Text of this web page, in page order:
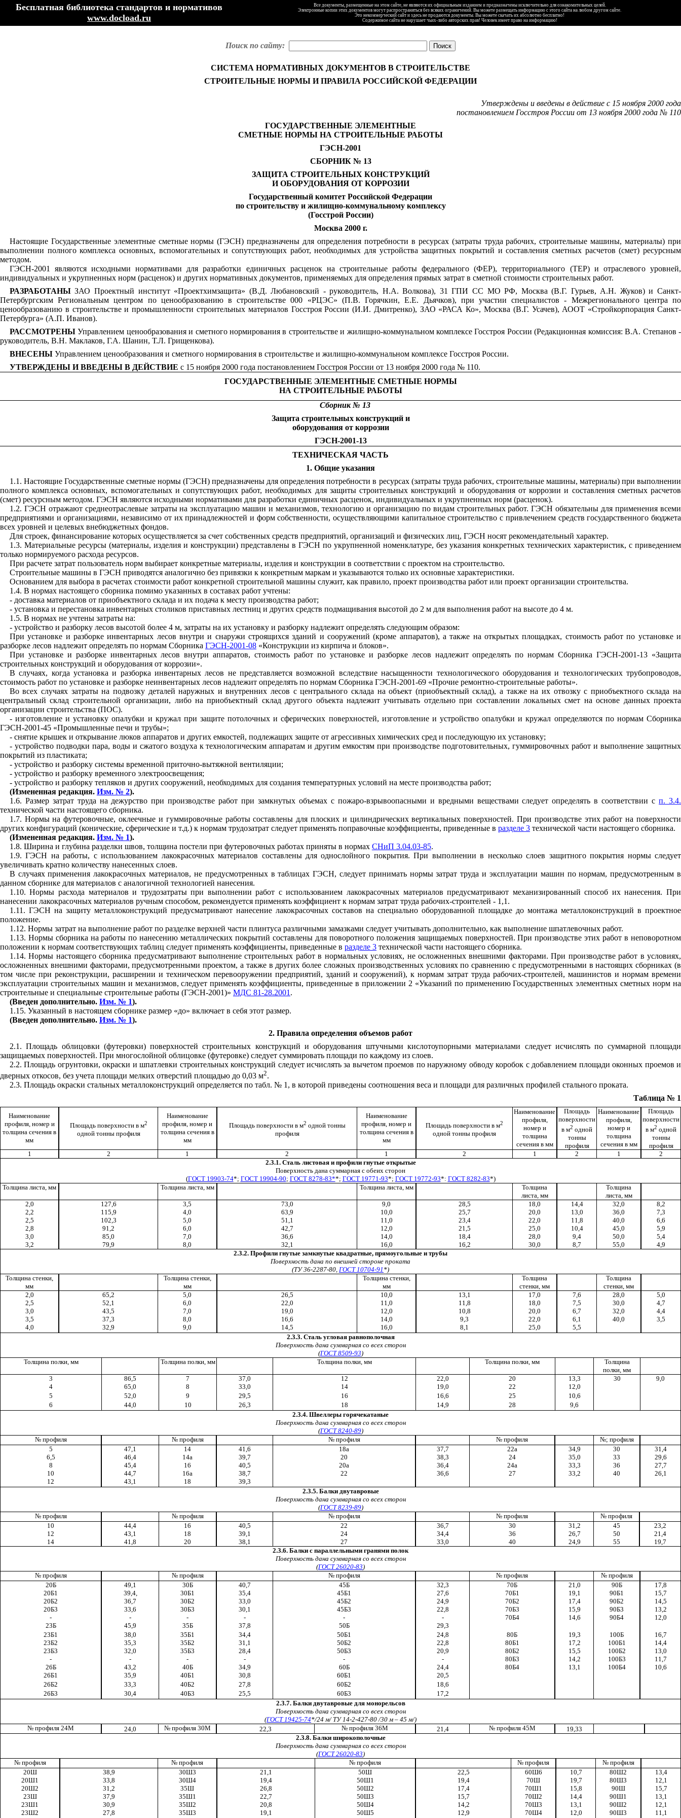
Бесплатная библиотека стандартов и нормативов
www.docload.ru
Все документы, размещенные на этом сайте, не являются их официальным изданием и предназначены исключительно для ознакомительных целей.
Электронные копии этих документов могут распространяться без всяких ограничений. Вы можете размещать информацию с этого сайта на любом другом сайте.
Это некоммерческий сайт и здесь не продаются документы. Вы можете скачать их абсолютно бесплатно!
Содержимое сайта не нарушает чьих-либо авторских прав! Человек имеет право на информацию!
Поиск по сайту:
СИСТЕМА НОРМАТИВНЫХ ДОКУМЕНТОВ В СТРОИТЕЛЬСТВЕ
СТРОИТЕЛЬНЫЕ НОРМЫ И ПРАВИЛА РОССИЙСКОЙ ФЕДЕРАЦИИ
Утверждены и введены в действие с 15 ноября 2000 года
постановлением Госстроя России от 13 ноября 2000 года № 110
ГОСУДАРСТВЕННЫЕ ЭЛЕМЕНТНЫЕ
СМЕТНЫЕ НОРМЫ НА СТРОИТЕЛЬНЫЕ РАБОТЫ
ГЭСН-2001
СБОРНИК № 13
ЗАЩИТА СТРОИТЕЛЬНЫХ КОНСТРУКЦИЙ
И ОБОРУДОВАНИЯ ОТ КОРРОЗИИ
Государственный комитет Российской Федерации
по строительству и жилищно-коммунальному комплексу
(Госстрой России)
Москва 2000 г.
Настоящие Государственные элементные сметные нормы (ГЭСН) предназначены для определения потребности в ресурсах (затраты труда рабочих, строительные машины, материалы) при
выполнении полного комплекса основных, вспомогательных и сопутствующих работ, необходимых для устройства защитных покрытий и составления сметных расчетов (смет) ресурсным
методом.
ГЭСН-2001 являются исходными нормативами для разработки единичных расценок на строительные работы федерального (ФЕР), территориального (ТЕР) и отраслевого уровней,
индивидуальных и укрупненных норм (расценок) и других нормативных документов, применяемых для определения прямых затрат в сметной стоимости строительных работ.
РАЗРАБОТАНЫЗАО Проектный институт «Проектхимзащита» (В.Д. Любановский - руководитель, Н.А. Волкова), 31 ГПИ СС МО РФ, Москва (В.Г. Гурьев, А.Н. Жуков) и Санкт-
Петербургским Региональным центром по ценообразованию в строительстве 000 «РЦЭС» (П.В. Горячкин, Е.Е. Дьячков), при участии специалистов - Межрегионального центра по
ценообразованию в строительстве и промышленности строительных материалов Госстроя России (И.И. Дмитренко), ЗАО «РАСА Ко», Москва (В.Г. Усачев), АООТ «Стройкорпорация Санкт-
Петербурга» (А.П. Иванов).
РАССМОТРЕНЫУправлением ценообразования и сметного нормирования в строительстве и жилищно-коммунальном комплексе Госстроя России (Редакционная комиссия: В.А. Степанов -
руководитель, В.Н. Маклаков, Г.А. Шанин, Т.Л. Грищенкова).
ВНЕСЕНЫУправлением ценообразования и сметного нормирования в строительстве и жилищно-коммунальном комплексе Госстроя России.
УТВЕРЖДЕНЫ И ВВЕДЕНЫ В ДЕЙСТВИЕ с 15 ноября 2000 года постановлением Госстроя России от 13 ноября 2000 года № 110.
ГОСУДАРСТВЕННЫЕ ЭЛЕМЕНТНЫЕ СМЕТНЫЕ НОРМЫ
НА СТРОИТЕЛЬНЫЕ РАБОТЫ
Сборник № 13
Защита строительных конструкций и
оборудования от коррозии
ГЭСН-2001-13
ТЕХНИЧЕСКАЯ ЧАСТЬ
1. Общие указания
1.1. Настоящие Государственные сметные нормы (ГЭСН) предназначены для определения потребности в ресурсах (затраты труда рабочих, строительные машины, материалы) при выполнении
полного комплекса основных, вспомогательных и сопутствующих работ, необходимых для защиты строительных конструкций и оборудования от коррозии и составления сметных расчетов
(смет) ресурсным методом. ГЭСН являются исходными нормативами для разработки единичных расценок, индивидуальных и укрупненных норм (расценок).
1.2. ГЭСН отражают среднеотраслевые затраты на эксплуатацию машин и механизмов, технологию и организацию по видам строительных работ. ГЭСН обязательны для применения всеми
предприятиями и организациями, независимо от их принадлежностей и форм собственности, осуществляющими капитальное строительство с привлечением средств государственного бюджета
всех уровней и целевых внебюджетных фондов.
Для строек, финансирование которых осуществляется за счет собственных средств предприятий, организаций и физических лиц, ГЭСН носят рекомендательный характер.
1.3. Материальные ресурсы (материалы, изделия и конструкции) представлены в ГЭСН по укрупненной номенклатуре, без указания конкретных технических характеристик, с приведением
только нормируемого расхода ресурсов.
При расчете затрат пользователь норм выбирает конкретные материалы, изделия и конструкции в соответствии с проектом на строительство.
Строительные машины в ГЭСН приводятся аналогично без привязки к конкретным маркам и указываются только их основные характеристики.
Основанием для выбора в расчетах стоимости работ конкретной строительной машины служит, как правило, проект производства работ или проект организации строительства.
1.4. В нормах настоящего сборника помимо указанных в составах работ учтены:
- доставка материалов от приобъектного склада и их подача к месту производства работ;
- установка и перестановка инвентарных столиков приставных лестниц и других средств подмащивания высотой до 2 м для выполнения работ на высоте до 4 м.
1.5. В нормах не учтены затраты на:
- устройство и разборку лесов высотой более 4 м, затраты на их установку и разборку надлежит определять следующим образом:
При установке и разборке инвентарных лесов внутри и снаружи строящихся зданий и сооружений (кроме аппаратов), а также на открытых площадках, стоимость работ по установке и
разборке лесов надлежит определять по нормам Сборника ГЭСН-2001-08 «Конструкции из кирпича и блоков».
При установке и разборке инвентарных лесов внутри аппаратов, стоимость работ по установке и разборке лесов надлежит определять по нормам Сборника ГЭСН-2001-13 «Защита
строительных конструкций и оборудования от коррозии».
В случаях, когда установка и разборка инвентарных лесов не представляется возможной вследствие насыщенности технологического оборудования и технологических трубопроводов,
стоимость работ по установке и разборке неинвентарных лесов надлежит определять по нормам Сборника ГЭСН-2001-69 «Прочие ремонтно-строительные работы».
Во всех случаях затраты на подвозку деталей наружных и внутренних лесов с центрального склада на объект (приобъектный склад), а также на их отвозку с приобъектного склада на
центральный склад строительной организации, либо на приобъектный склад другого объекта надлежит учитывать отдельно при составлении локальных смет на основе данных проекта
организации строительства (ПОС).
- изготовление и установку опалубки и кружал при защите потолочных и сферических поверхностей, изготовление и устройство опалубки и кружал определяются по нормам Сборника
ГЭСН-2001-45 «Промышленные печи и трубы»;
- снятие крышек и открывание люков аппаратов и других емкостей, подлежащих защите от агрессивных химических сред и последующую их установку;
- устройство подводки пара, воды и сжатого воздуха к технологическим аппаратам и другим емкостям при производстве подготовительных, гуммировочных работ и выполнение защитных
покрытий из пластиката;
- устройство и разборку системы временной приточно-вытяжной вентиляции;
- устройство и разборку временного электроосвещения;
- устройство и разборку тепляков и других сооружений, необходимых для создания температурных условий на месте производства работ;
(Измененная редакция. Изм. № 2).
1.6. Размер затрат труда на дежурство при производстве работ при замкнутых объемах с пожаро-взрывоопасными и вредными веществами следует определять в соответствии сп. 3.4.
технической части настоящего сборника.
1.7. Нормы на футеровочные, оклеечные и гуммировочные работы составлены для плоских и цилиндрических вертикальных поверхностей. При производстве этих работ на поверхности
других конфигураций (конические, сферические и т.д.) к нормам трудозатрат следует применять поправочные коэффициенты, приведенные в разделе 3 технической части настоящего сборника.
(Измененная редакция. Изм. № 1).
1.8. Ширина и глубина разделки швов, толщина постели при футеровочных работах приняты в нормах СНиП 3.04.03-85.
1.9. ГЭСН на работы, с использованием лакокрасочных материалов составлены для однослойного покрытия. При выполнении в несколько слоев защитного покрытия нормы следует
увеличивать кратно количеству нанесенных слоев.
В случаях применения лакокрасочных материалов, не предусмотренных в таблицах ГЭСН, следует принимать нормы затрат труда и эксплуатации машин по нормам, предусмотренным в
данном сборнике для материалов с аналогичной технологией нанесения.
1.10. Нормы расхода материалов и трудозатраты при выполнении работ с использованием лакокрасочных материалов предусматривают механизированный способ их нанесения. При
нанесении лакокрасочных материалов ручным способом, рекомендуется применять коэффициент к нормам затрат труда рабочих-строителей - 1,1.
1.11. ГЭСН на защиту металлоконструкций предусматривают нанесение лакокрасочных составов на специально оборудованной площадке до монтажа металлоконструкций в проектное
положение.
1.12. Нормы затрат на выполнение работ по разделке верхней части плинтуса различными замазками следует учитывать дополнительно, как выполнение шпатлевочных работ.
1.13. Нормы сборника на работы по нанесению металлических покрытий составлены для поворотного положения защищаемых поверхностей. При производстве этих работ в неповоротном
положении к нормам соответствующих таблиц следует применять коэффициенты, приведенные в разделе 3 технической части настоящего сборника.
1.14. Нормы настоящего сборника предусматривают выполнение строительных работ в нормальных условиях, не осложненных внешними факторами. При производстве работ в условиях,
осложненных внешними факторами, предусмотренными проектом, а также в других более сложных производственных условиях по сравнению с предусмотренными в настоящих сборниках (в
том числе при реконструкции, расширении и техническом перевооружении предприятий, зданий и сооружений), к нормам затрат труда рабочих-строителей, машинистов и нормам времени
эксплуатации строительных машин и механизмов, следует применять коэффициенты, приведенные в приложении 2 «Указаний по применению Государственных элементных сметных норм на
строительные и специальные строительные работы (ГЭСН-2001)» МДС 81-28.2001 .
(Введен дополнительно. Изм. № 1).
1.15. Указанный в настоящем сборнике размер «до» включает в себя этот размер.
(Введен дополнительно. Изм. № 1).
2. Правила определения объемов работ
2.1. Площадь облицовки (футеровки) поверхностей строительных конструкций и оборудования штучными кислотоупорными материалами следует исчислять по суммарной площади
защищаемых поверхностей. При многослойной облицовке (футеровке) следует суммировать площади по каждому из слоев.
2.2. Площадь огрунтовки, окраски и шпатлевки строительных конструкций следует исчислять за вычетом проемов по наружному обводу коробок с добавлением площади оконных проемов и
дверных откосов, без учета площади мелких отверстий площадью до 0,03 м2.
2.3. Площадь окраски стальных металлоконструкций определяется по табл. № 1, в которой приведены соотношения веса и площади для различных профилей стального проката.
Таблица № 1
Наименование
профиля, номер и
толщина сечения в
мм
Площадь поверхности в м2
одной тонны профиля
Наименование
профиля, номер и
толщина сечения в
мм
Площадь поверхности в м2 одной тонны
профиля
Наименование
профиля, номер и
толщина сечения в
мм
Площадь поверхности в м2
одной тонны профиля
Наименование
профиля,
номер и
толщина
сечения в мм
Площадь
поверхности
в м2 одной
тонны
профиля
Наименование
профиля,
номер и
толщина
сечения в мм
Площадь
поверхности
в м2 одной
тонны
профиля
1
2 1 2 1 2 1 2 1
2
2.3.1. Сталь листовая и профили гнутые открытые
Поверхность дана суммарная с обеих сторон
(ГОСТ 19903-74*; ГОСТ 19904-90; ГОСТ 8278-83**; ГОСТ 19771-93*; ГОСТ 19772-93*: ГОСТ 8282-83*)
Толщина листа, мм
Толщина листа, мм Толщина листа, мм
Толщина
листа, мм
Толщина
листа, мм
2,0
127,6 3,5 73,0 9,0 28,5 18,0 14,4 32,0
8,2
2,2
115,9 4,0 63,9 10,0 25,7 20,0 13,0 36,0
7,3
2,5
102,3 5,0 51,1 11,0 23,4 22,0 11,8 40,0
6,6
2,8
91,2 6,0 42,7 12,0 21,5 25,0 10,4 45,0
5,9
3,0
85,0 7,0 36,6 14,0 18,4 28,0 9,4 50,0
5,4
3,2
79,9 8,0 32,1 16,0 16,2 30,0 8,7 55,0
4,9
2.3.2. Профили гнутые замкнутые квадратные, прямоугольные и трубы
Поверхность дана по внешней стороне проката
(ТУ 36-2287-80, ГОСТ 10704-91 *)
Толщина стенки,
мм
Толщина стенки,
мм
Толщина стенки,
мм
Толщина
стенки, мм
Толщина
стенки, мм
2,0
65,2 5,0 26,5 10,0 13,1 17,0 7,6 28,0
5,0
2,5
52,1 6,0 22,0 11,0 11,8 18,0 7,5 30,0
4,7
3,0
43,5 7,0 19,0 12,0 10,8 20,0 6,7 32,0
4,4
3,5
37,3 8,0 16,6 14,0 9,3 22,0 6,1 40,0
3,5
4,0
32,9 9,0 14,5 16,0 8,1 25,0
5,5
2.3.3. Сталь угловая равнополочная
Поверхность дана суммарная со всех сторон
(ГОСТ 8509-93)
Толщина полки, мм
Толщина полки, мм Толщина полки, мм Толщина полки, мм
Толщина
полки, мм
3
86,5 7 37,0 12 22,0 20 13,3 30
9,0
4
65,0 8 33,0 14 19,0 22
12,0
5
52,0 9 29,5 16 16,6 25
10,6
6
44,0 10 26,3 18 14,9 28
9,6
2.3.4. Швеллеры горячекатаные
Поверхность дана суммарная со всех сторон
(ГОСТ 8240-89)
№ профиля
№ профиля № профиля № профиля
№; профиля
5
47,1 14 41,6 18а 37,7 22а 34,9 30
31,4
6,5
46,4 14а 39,7 20 38,3 24 35,0 33
29,6
8
45,4 16 40,5 20а 36,4 24а 33,3 36
27,7
10
44,7 16а 38,7 22 36,6 27 33,2 40
26,1
12
43,1 18
39,3
2.3.5. Балки двутавровые
Поверхность дана суммарная со всех сторон
(ГОСТ 8239-89)
№ профиля
№ профиля № профиля № профиля
№ профиля
10
44,4 16 40,5 22 36,7 30 31,2 45
23,2
12
43,1 18 39,1 24 34,4 36 26,7 50
21,4
14
41,8 20 38,1 27 33,0 40 24,9 55
19,7
2.3.6. Балки с параллельными гранями полок
Поверхность дана суммарная со всех сторон
(ГОСТ 26020-83)
№ профиля
№ профиля № профиля № профиля
№ профиля
20Б
49,1 30Б 40,7 45Б 32,3 70Б 21,0 90Б
17,8
20Б1
39,4, 30Б1 35,4 45Б1 27,6 70Б1 19,1 90Б1
15,7
20Б2
36,7 30Б2 33,0 45Б2 24,9 70Б2 17,4 90Б2
14,5
20Б3
33,6 30Б3 30,1 45Б3 22,8 70Б3 15,9 90Б3
13,2
-
- - - - - 70Б4 14,6 90Б4
12,0
23Б
45,9 35Б 37,8 50Б
29,3
23Б1
38,0 35Б1 34,4 50Б1 24,8 80Б 19,3 100Б
16,7
23Б2
35,3 35Б2 31,1 50Б2 22,8 80Б1 17,2 100Б1
14,4
23Б3
32,0 35Б3 28,4 50Б3 20,9 80Б2 15,5 100Б2
13,0
-
- - - - - 80Б3 14,2 100Б3
11,7
26Б
43,2 40Б 34,9 60Б 24,4 80Б4 13,1 100Б4
10,6
26Б1
35,9 40Б1 30,8 60Б1
20,5
26Б2
33,3 40Б2 27,8 60Б2
18,6
26Б3
30,4 40Б3 25,5 60Б3
17,2
2.3.7. Балки двутавровые для монорельсов
Поверхность дана суммарная со всех сторон
(ГОСТ 19425-74*/24 м/ ТУ 14-2-427-80 /30 м – 45 м/)
№ профиля 24М
24,0 № профиля 30М 22,3 № профиля 36М 21,4 № профиля 45М
19,33
2.3.8. Балки широкополочные
Поверхность дана суммарная со всех сторон
(ГОСТ 26020-83)
№ профиля
№ профиля № профиля № профиля
№ профиля
20Ш
38,9 30Ш3 21,1 50Ш 22,5 60Ш6 10,7 80Ш2
13,4
20Ш1
33,8 30Ш4 19,4 50Ш1 19,4 70Ш 19,7 80Ш3
12,1
20Ш2
31,2 35Ш 26,8 50Ш2 17,4 70Ш1 15,8 90Ш
15,7
23Ш
37,9 35Ш1 22,7 50Ш3 15,7 70Ш2 14,4 90Ш1
13,1
23Ш1
30,9 35Ш2 20,8 50Ш4 14,2 70Ш3 13,1 90Ш2
12,1
23Ш2
27,8 35Ш3 19,1 50Ш5 12,9 70Ш4 12,0 90Ш3
11,1